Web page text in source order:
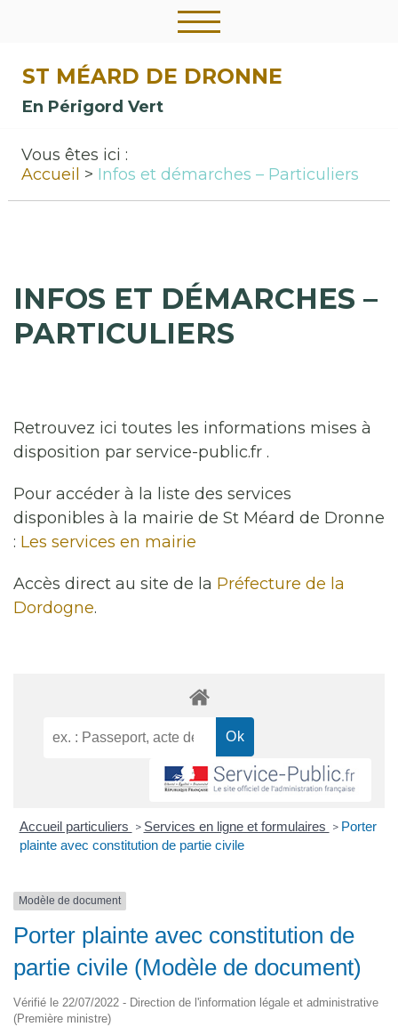
ST MÉARD DE DRONNE
En Périgord Vert
Vous êtes ici :
Accueil
Infos et démarches – Particuliers
INFOS ET DÉMARCHES –
PARTICULIERS
Retrouvez ici toutes les informations mises à
disposition par service-public.fr .
Pour accéder à la liste des services
disponibles à la mairie de St Méard de Dronne
: Les services en mairie
Accès direct au site de la Préfecture de la
Dordogne.
Accueil particuliers > Services en ligne et formulaires > Porter
plainte avec constitution de partie civile
Modèle de document
Porter plainte avec constitution de
partie civile (Modèle de document)
Vérifié le 22/07/2022 - Direction de l'information légale et administrative
(Première ministre)